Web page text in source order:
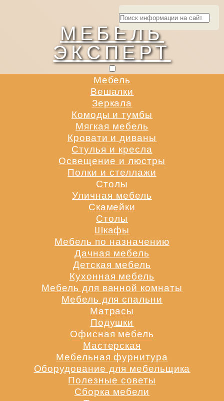
МЕБЕЛЬ
ЭКСПЕРТ
Мебель
Вешалки
Зеркала
Комоды и тумбы
Мягкая мебель
Кровати и диваны
Стулья и кресла
Освещение и люстры
Полки и стеллажи
Столы
Уличная мебель
Скамейки
Столы
Шкафы
Мебель по назначению
Дачная мебель
Детская мебель
Кухонная мебель
Мебель для ванной комнаты
Мебель для спальни
Матрасы
Подушки
Офисная мебель
Мастерская
Мебельная фурнитура
Оборудование для мебельщика
Полезные советы
Сборка мебели